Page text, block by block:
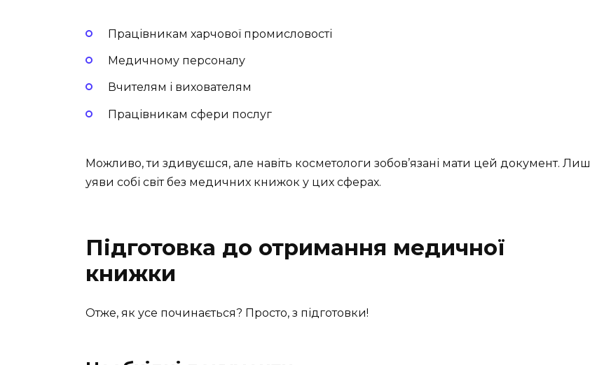
Працівникам харчової промисловості
Медичному персоналу
Вчителям і вихователям
Працівникам сфери послуг
Можливо, ти здивуєшся, але навіть косметологи зобов’язані мати цей документ. Лиш
уяви собі світ без медичних книжок у цих сферах.
Підготовка до отримання медичної
книжки
Отже, як усе починається? Просто, з підготовки!